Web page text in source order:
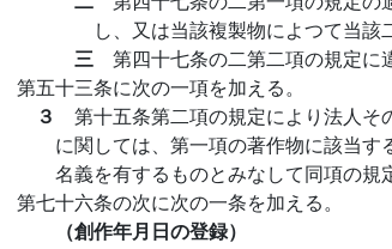
し、又は当該複製物によつて当
三 第四十七条の二第二項の規定
第五十三条に次の一項を加える。
３ 第十五条第二項の規定により法人
に関しては、第一項の著作物に該当
名義を有するものとみなして同項の規
第七十六条の次に次の一条を加える。
（創作年月日の登録）